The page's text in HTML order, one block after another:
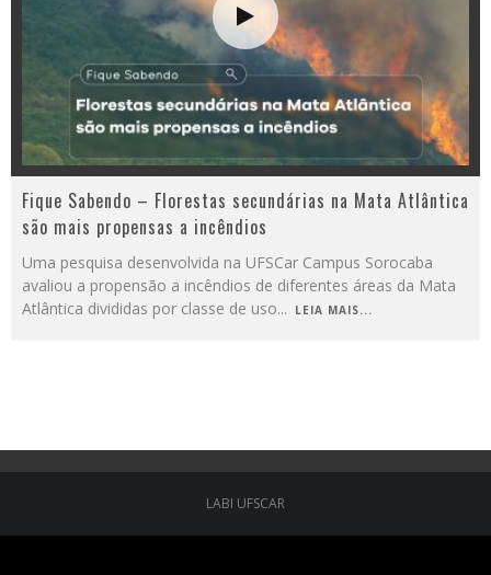
Fique Sabendo – Florestas secundárias na Mata Atlântica
são mais propensas a incêndios
Uma pesquisa desenvolvida na UFSCar Campus Sorocaba
avaliou a propensão a incêndios de diferentes áreas da Mata
Atlântica divididas por classe de uso... LEIA MAIS...
LABI UFSCAR